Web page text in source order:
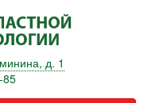
д. 1
85